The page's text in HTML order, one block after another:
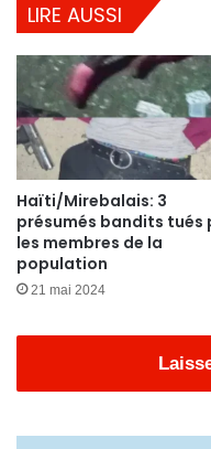
LIRE AUSSI
Haïti/Mirebalais: 3
présumés bandits tués
les membres de la
population
21 mai 2024